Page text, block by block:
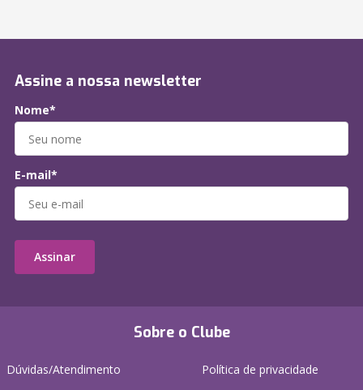
Sobre o Clube
Dúvidas/Atendimento
Política de privacidade
Assine a nossa newsletter
Nome*
E-mail*
Assinar